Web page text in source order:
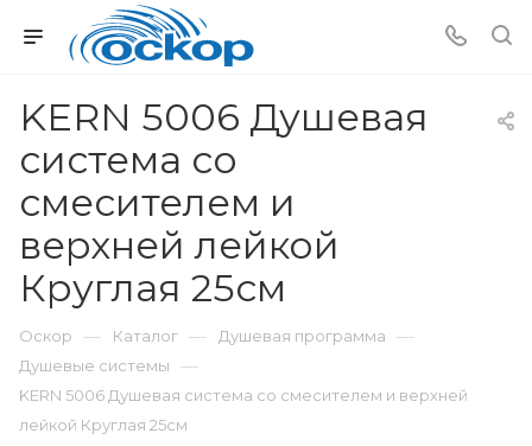
KERN 5006 Душевая
система со
смесителем и
верхней лейкой
Круглая 25см
Оскор — Каталог — Душевая программа —
Душевые системы —
KERN 5006 Душевая система со смесителем и верхней
лейкой Круглая 25см